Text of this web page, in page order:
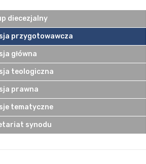
diecezjalny
przygotowawcza
główna
teologiczna
prawna
tematyczne
synodu